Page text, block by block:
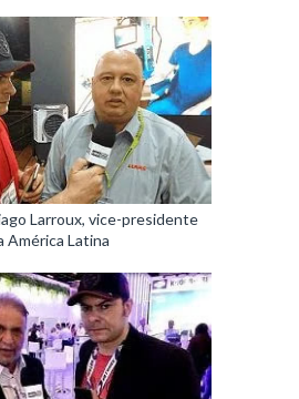
Larroux, vice-presidente
América Latina